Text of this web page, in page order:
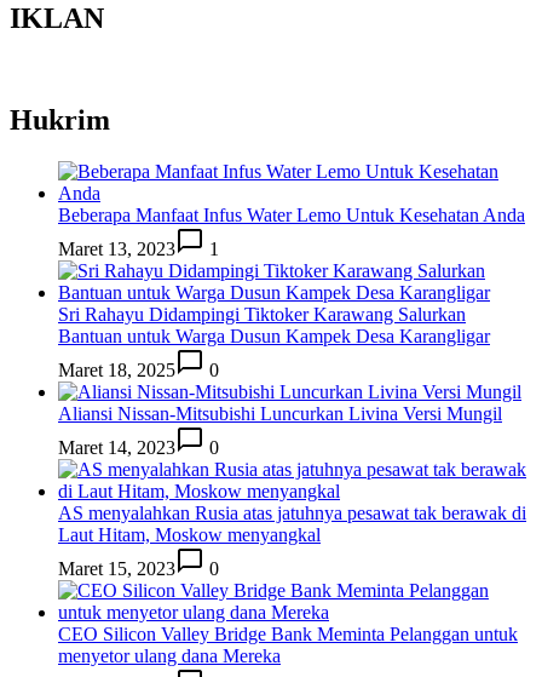
IKLAN
Hukrim
Beberapa Manfaat Infus Water Lemo Untuk Kesehatan Anda
Maret 13, 2023
1
Sri Rahayu Didampingi Tiktoker Karawang Salurkan
Bantuan untuk Warga Dusun Kampek Desa Karangligar
Maret 18, 2025
0
Aliansi Nissan-Mitsubishi Luncurkan Livina Versi Mungil
Maret 14, 2023
0
AS menyalahkan Rusia atas jatuhnya pesawat tak berawak di
Laut Hitam, Moskow menyangkal
Maret 15, 2023
0
CEO Silicon Valley Bridge Bank Meminta Pelanggan untuk
menyetor ulang dana Mereka